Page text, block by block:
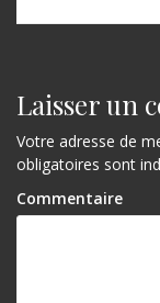
n
e
l
’
a
Laisser un
Votre adresse de
obligatoires sont
Commentaire